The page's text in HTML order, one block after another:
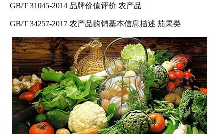
GB/T 31045-2014 品牌价值评价 农产品
GB/T 34257-2017 农产品购销基本信息描述 茄果类